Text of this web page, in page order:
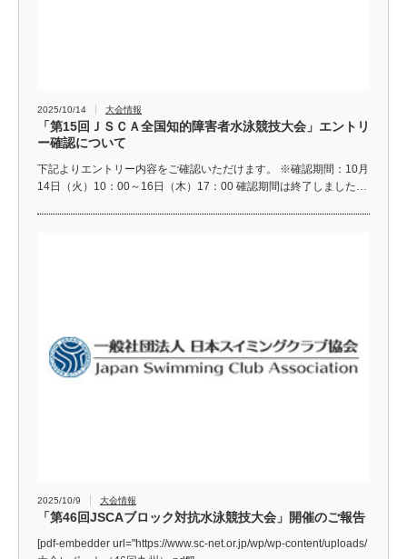
2025/10/14 大会情報
「第15回ＪＳＣＡ全国知的障害者水泳競技大会」エントリ
ー確認について
下記よりエントリー内容をご確認いただけます。 ※確認期間：10月
14日（火）10：00～16日（木）17：00 確認期間は終了しました…
2025/10/9 大会情報
「第46回JSCAブロック対抗水泳競技大会」開催のご報告
[pdf-embedder url="https://www.sc-net.or.jp/wp/wp-content/uploads/